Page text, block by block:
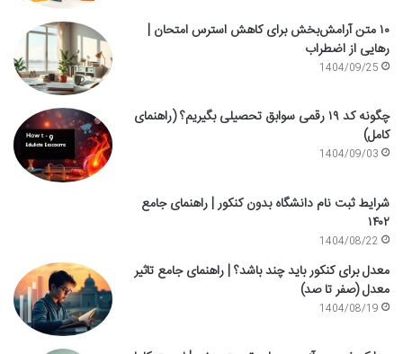
۱۰ متن آرامش‌بخش برای کاهش استرس امتحان |
رهایی از اضطراب
1404/09/25
چگونه کد ۱۹ رقمی سوابق تحصیلی بگیریم؟ (راهنمای
کامل)
1404/09/03
شرایط ثبت نام دانشگاه بدون کنکور | راهنمای جامع
۱۴۰۲
1404/08/22
معدل برای کنکور باید چند باشد؟ | راهنمای جامع تاثیر
معدل (صفر تا صد)
1404/08/19